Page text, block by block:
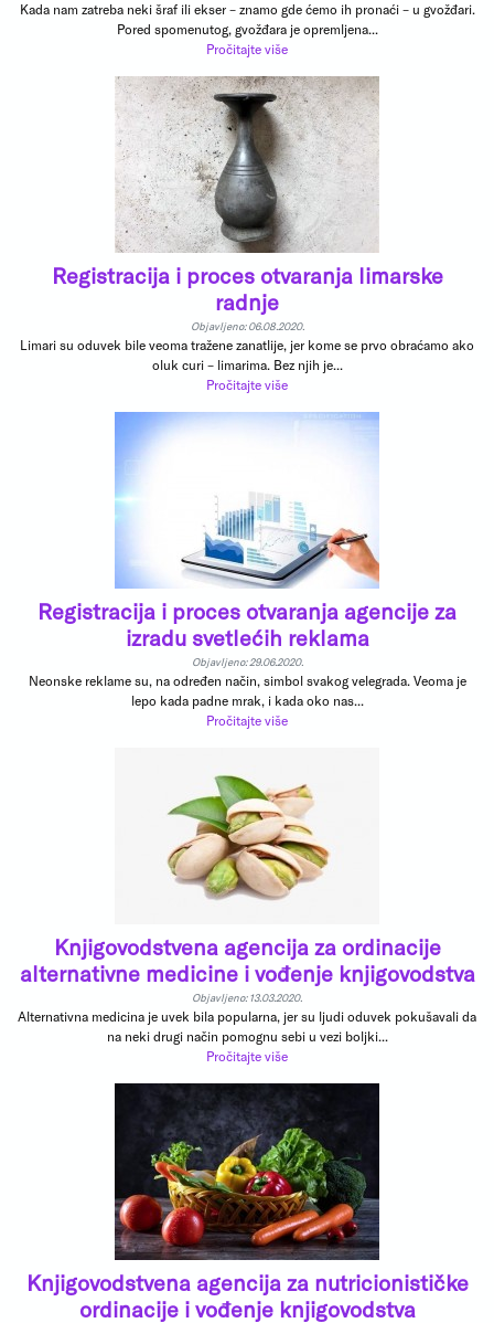
Kada nam zatreba neki šraf ili ekser – znamo gde ćemo ih pronaći – u gvožđari.
Pored spomenutog, gvožđara je opremljena...
Pročitajte više
Registracija i proces otvaranja limarske
radnje
Objavljeno: 06.08.2020.
Limari su oduvek bile veoma tražene zanatlije, jer kome se prvo obraćamo ako
oluk curi – limarima. Bez njih je...
Pročitajte više
Registracija i proces otvaranja agencije za
izradu svetlećih reklama
Objavljeno: 29.06.2020.
Neonske reklame su, na određen način, simbol svakog velegrada. Veoma je
lepo kada padne mrak, i kada oko nas...
Pročitajte više
Knjigovodstvena agencija za ordinacije
alternativne medicine i vođenje knjigovodstva
Objavljeno: 13.03.2020.
Alternativna medicina je uvek bila popularna, jer su ljudi oduvek pokušavali da
na neki drugi način pomognu sebi u vezi boljki...
Pročitajte više
Knjigovodstvena agencija za nutricionističke
ordinacije i vođenje knjigovodstva